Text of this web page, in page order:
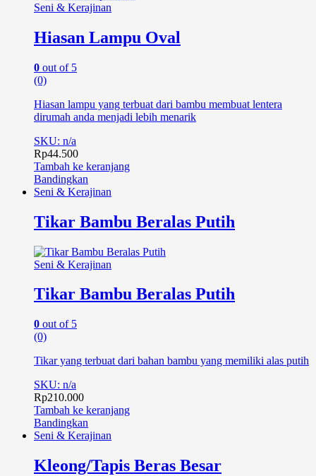
Seni & Kerajinan
Hiasan Lampu Oval
0 out of 5
(0)
Hiasan lampu yang terbuat dari bambu membuat lentera
dirumah anda menjadi lebih menarik
SKU: n/a
Rp44.500
Tambah ke keranjang
Bandingkan
Seni & Kerajinan
Tikar Bambu Beralas Putih
Seni & Kerajinan
Tikar Bambu Beralas Putih
0 out of 5
(0)
Tikar yang terbuat dari bahan bambu yang memiliki alas putih
SKU: n/a
Rp210.000
Tambah ke keranjang
Bandingkan
Seni & Kerajinan
Kleong/Tapis Beras Besar